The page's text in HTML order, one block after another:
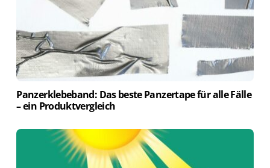
Panzerklebeband: Das beste Panzertape für alle Fälle
– ein Produktvergleich